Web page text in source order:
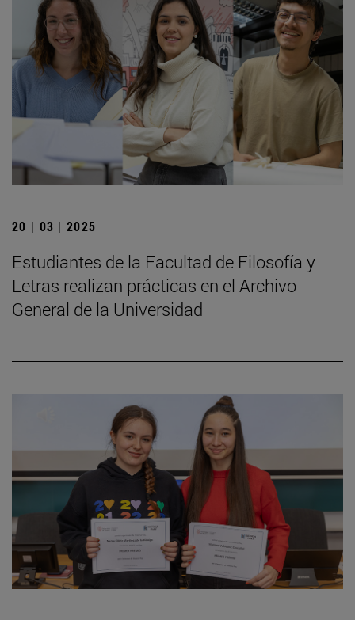
20 | 03 | 2025
Estudiantes de la Facultad de Filosofía y
Letras realizan prácticas en el Archivo
General de la Universidad